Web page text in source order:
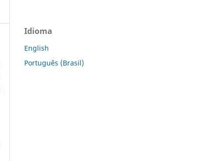
Idioma
English
Português (Brasil)